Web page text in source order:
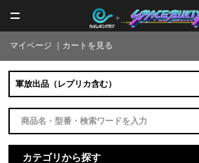
マイページ カートを見る
カテゴリから探す